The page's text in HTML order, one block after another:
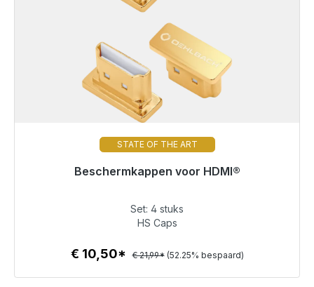
STATE OF THE ART
Beschermkappen voor HDMI®
Klaar voor onmiddellijke verzending, levertijd 48 uur*
€ 10,50
Details
Set: 4 stuks
HS Caps
€ 10,50* € 21,99* (52.25% bespaard)